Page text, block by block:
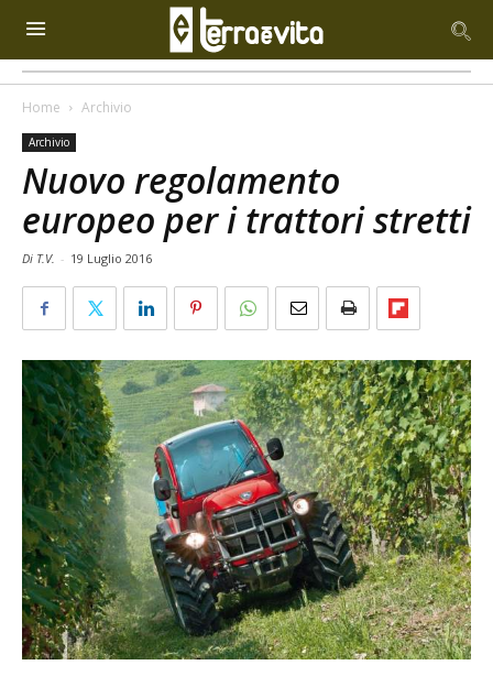
Home Archivio
Archivio
Nuovo regolamento
europeo per i trattori stretti
Di T.V. - 19 Luglio 2016